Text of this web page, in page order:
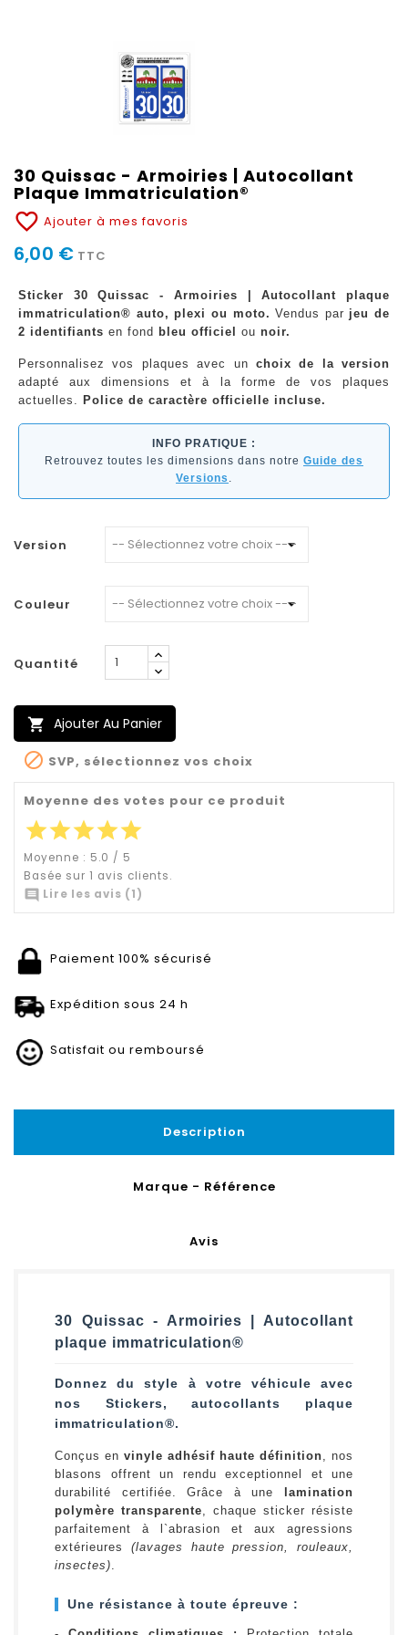
30 Quissac - Armoiries | Autocollant
Plaque Immatriculation®
favorite_border Ajouter à mes favoris
6,00 € TTC
Sticker 30 Quissac - Armoiries | Autocollant plaque
immatriculation® auto, plexi ou moto. Vendus par jeu de
2 identifiants en fond bleu officiel ou noir.
Personnalisez vos plaques avec un choix de la version
adapté aux dimensions et à la forme de vos plaques
actuelles. Police de caractère officielle incluse.
INFO PRATIQUE :
Retrouvez toutes les dimensions dans notre Guide des
Versions .
Version
Couleur
Quantité
 Ajouter Au Panier
 SVP, sélectionnez vos choix
Moyenne des votes pour ce produit
starstarstarstarstar
Moyenne : 5.0 / 5
Basée sur 1 avis clients.
 Lire les avis (1)
Paiement 100% sécurisé
Expédition sous 24 h
Satisfait ou remboursé
Description
Marque - Référence
Avis
30 Quissac - Armoiries | Autocollant
plaque immatriculation®
Donnez du style à votre véhicule avec
nos Stickers, autocollants plaque
immatriculation®.
Conçus en vinyle adhésif haute définition, nos
blasons offrent un rendu exceptionnel et une
durabilité certifiée. Grâce à une
lamination
polymère transparente, chaque sticker résiste
parfaitement à l`abrasion et aux agressions
extérieures (lavages haute pression, rouleaux,
insectes).
Une résistance à toute épreuve :